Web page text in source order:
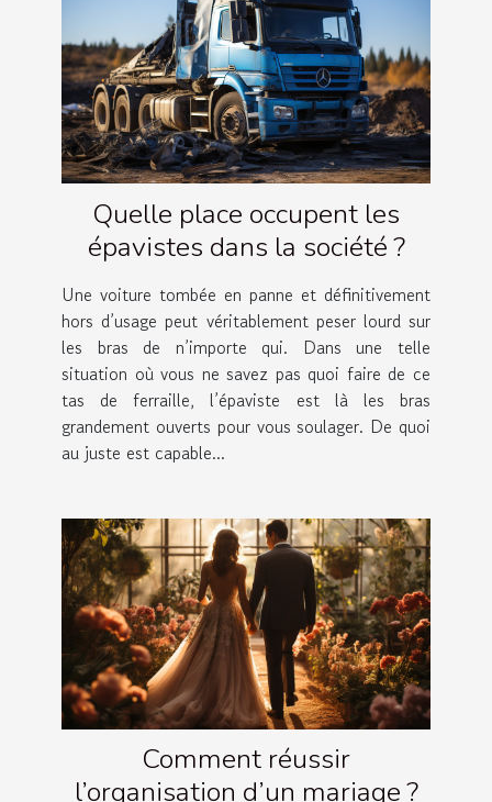
Quelle place occupent les
épavistes dans la société ?
Une voiture tombée en panne et définitivement
hors d’usage peut véritablement peser lourd sur
les bras de n’importe qui. Dans une telle
situation où vous ne savez pas quoi faire de ce
tas de ferraille, l’épaviste est là les bras
grandement ouverts pour vous soulager. De quoi
au juste est capable...
Comment réussir
l’organisation d’un mariage ?